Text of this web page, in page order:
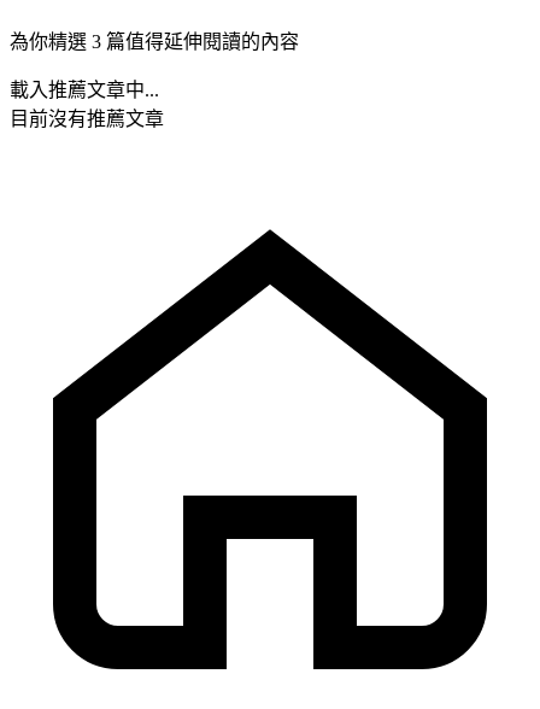
為你精選 3 篇值得延伸閱讀的內容
載入推薦文章中...
目前沒有推薦文章